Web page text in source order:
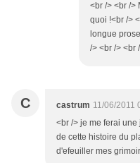
<br /> <br />
quoi !<br />
longue
/> <br /> <br
C castrum 11/06/2011
<br /> je me ferai
de cette histoire du
d'efeuiller mes